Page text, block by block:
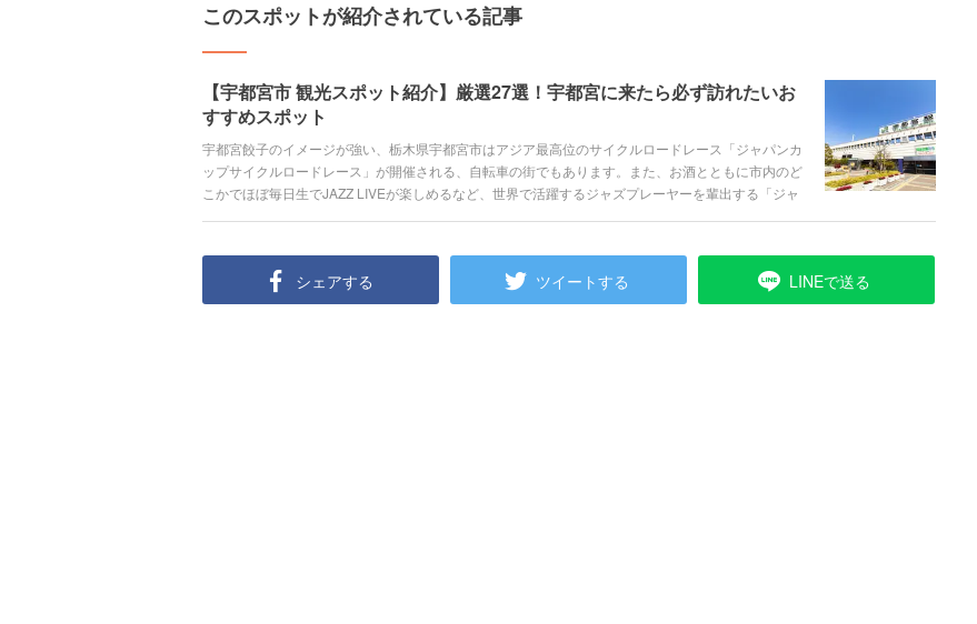
このスポットが紹介されている記事
【宇都宮市 観光スポット紹介】厳選27選！宇都宮に来たら必ず訪れたいお
すすめスポット
宇都宮餃子のイメージが強い、栃木県宇都宮市はアジア最高位のサイクルロードレース「ジャパンカ
ップサイクルロードレース」が開催される、自転車の街でもあります。また、お酒とともに市内のど
こかでほぼ毎日生でJAZZ LIVEが楽しめるなど、世界で活躍するジャズプレーヤーを輩出する「ジャ
で、はずせない厳選スポットを27選ご紹介します。
シェアする ツイートする LINEで送る